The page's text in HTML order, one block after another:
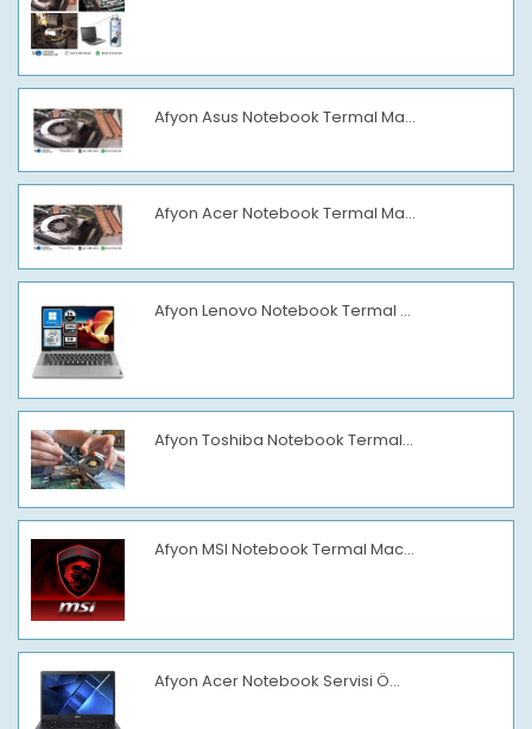
Afyon Asus Notebook Termal Ma...
Afyon Acer Notebook Termal Ma...
Afyon Lenovo Notebook Termal ...
Afyon Toshiba Notebook Termal...
Afyon MSI Notebook Termal Mac...
Afyon Acer Notebook Servisi Ö...